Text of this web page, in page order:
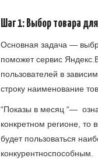
Шаг 1: Выбор товара
Основная задача —
поможет сервис
пользователей в
строку наименование
“Показы в месяц “—
конкретном регионе, то
будет пользоваться
конкурентноспособным.